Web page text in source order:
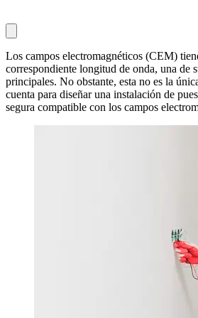
Los campos electromagnéticos (CEM)
correspondiente longitud de onda, una de
principales. No obstante, esta no es la
cuenta para diseñar una instalación de
segura compatible con los campos